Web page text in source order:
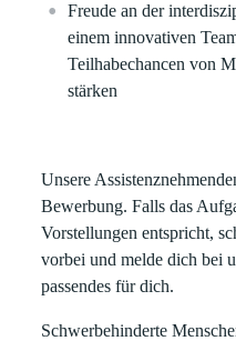
Freude an der
einem innovativen
Teilhabechancen von
stärken
Unsere
Bewerbung. Falls das
Vorstellungen entspricht,
vorbei und melde dich bei
passendes für dich.
Schwerbehinderte